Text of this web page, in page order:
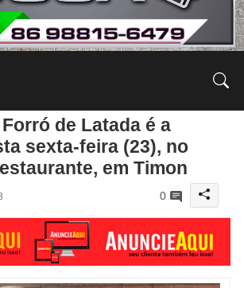
de Latada é a
sexta-feira (23), no
em Timon
0